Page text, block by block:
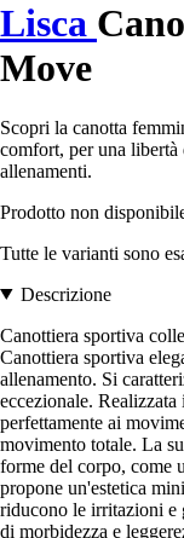
Lisca
Move
Scopri la canotta
comfort, per una
allenamenti.
Prodotto non
Tutte le varianti sono
Descrizione
Canottiera sportiva
Canottiera sportiva
allenamento. Si
eccezionale.
perfettamente ai
movimento totale. La
forme del corpo, come
propone un'estetica
riducono le irritazioni e
di morbidezza e